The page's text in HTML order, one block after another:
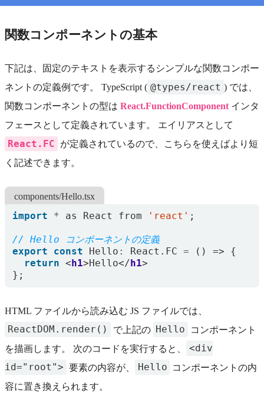
関数コンポーネントの基本
下記は、固定のテキストを表示するシンプルな関数コンポー
ネントの定義例です。 TypeScript ( @types/react ) では、
関数コンポーネントの型は React.FunctionComponent インタ
フェースとして定義されています。 エイリアスとして
React.FC
が定義されているので、こちらを使えばより短
く記述できます。
components/Hello.tsx
import * as React from 'react' ;
export
const Hello : React . FC = () =>
{
return < h1>Hello</ h1>
};
HTML ファイルから読み込む JS ファイルでは、
ReactDOM.render() で上記の Hello
コンポーネント
を描画します。 次のコードを実行すると、
<div
id="root"> 要素の内容が、 Hello
コンポーネントの内
容に置き換えられます。